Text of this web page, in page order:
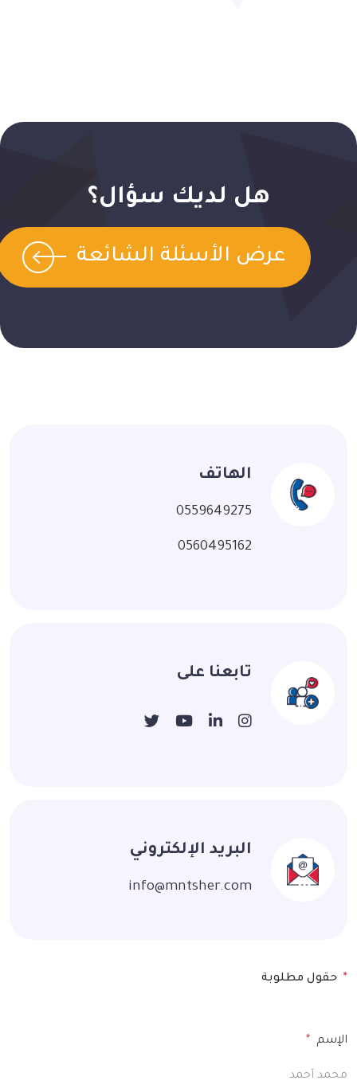
هل لديك سؤال؟
عرض الأسئلة الشائعة
الهاتف
0559649275
0560495162
تابعنا على
البريد الإلكتروني
info@mntsher.com
* حقول مطلوبة
الإسم *